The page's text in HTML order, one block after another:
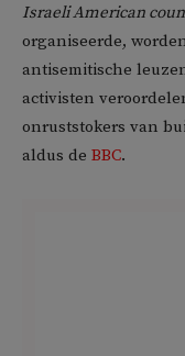
Israeli American
organiseerde,
antisemitische
activisten
onruststokers van
aldus de BBC.